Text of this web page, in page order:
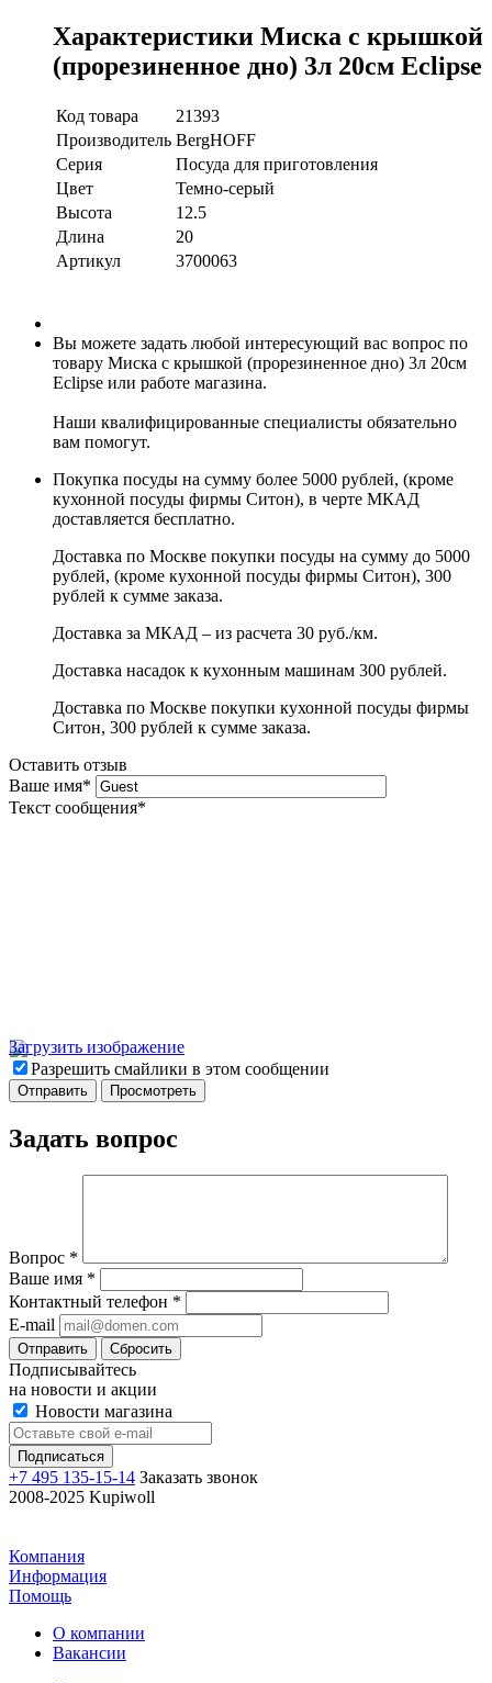
Характеристики Миска с крышкой
(прорезиненное дно) 3л 20см Eclipse
Код товара
21393
Производитель BergHOFF
Серия
Посуда для приготовления
Цвет
Темно-серый
Высота
12.5
Длина
20
Артикул
3700063
Вы можете задать любой интересующий вас вопрос по
товару Миска с крышкой (прорезиненное дно) 3л 20см
Eclipse или работе магазина.
Наши квалифицированные специалисты обязательно
вам помогут.
Покупка посуды на сумму более 5000 рублей, (кроме
кухонной посуды фирмы Ситон), в черте МКАД
доставляется бесплатно.
Доставка по Москве покупки посуды на сумму до 5000
рублей, (кроме кухонной посуды фирмы Ситон), 300
рублей к сумме заказа.
Доставка за МКАД – из расчета 30 руб./км.
Доставка насадок к кухонным машинам 300 рублей.
Доставка по Москве покупки кухонной посуды фирмы
Ситон, 300 рублей к сумме заказа.
Оставить отзыв
Ваше имя*
Текст сообщения*
Загрузить изображение
Разрешить смайлики в этом сообщении
Задать вопрос
Вопрос *
Ваше имя *
Контактный телефон *
E-mail
Отправить Сбросить
Подписывайтесь
на новости и акции
Новости магазина
+7 495 135-15-14 Заказать звонок
2008-2025 Kupiwoll
Компания
Информация
Помощь
О компании
Вакансии